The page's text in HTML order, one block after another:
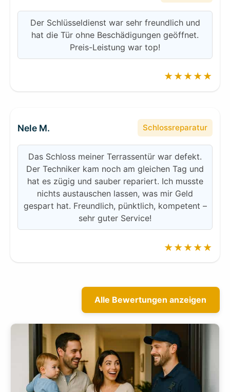
Der Schlüsseldienst war sehr freundlich und
hat die Tür ohne Beschädigungen geöffnet.
Preis-Leistung war top!
★★★★★
Nele M. Schlossreparatur
Das Schloss meiner Terrassentür war defekt.
Der Techniker kam noch am gleichen Tag und
hat es zügig und sauber repariert. Ich musste
nichts austauschen lassen, was mir Geld
gespart hat. Freundlich, pünktlich, kompetent –
sehr guter Service!
★★★★★
Alle Bewertungen anzeigen